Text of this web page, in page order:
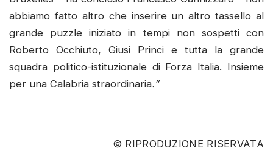
abbiamo fatto altro che inserire un altro tassello al
grande puzzle iniziato in tempi non sospetti con
Roberto Occhiuto, Giusi Princi e tutta la grande
squadra politico-istituzionale di Forza Italia. Insieme
per una Calabria straordinaria.”
© RIPRODUZIONE RISERVATA